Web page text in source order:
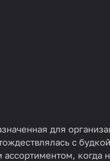
для
с
когда